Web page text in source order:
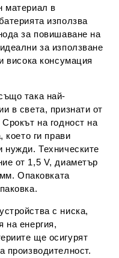
материал в
използва
за повишаване на
за използване
висока консумация
така най-
в света, признати от
на годност на
което ги прави
нужди. Техническите
от 1,5 V, диаметър
Опаковката
с ниска,
на енергия,
ще осигурят
производителност.